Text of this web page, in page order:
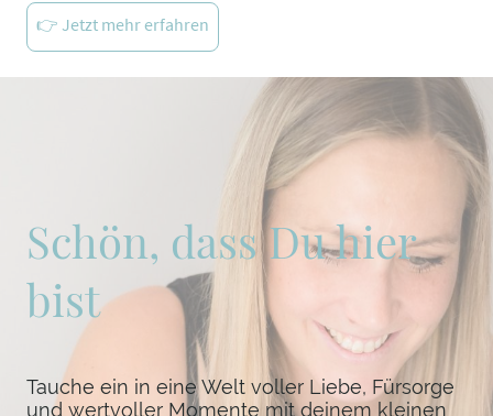
👉 Jetzt mehr erfahren
Schön, dass Du hier
bist
Tauche ein in eine Welt voller Liebe, Fürsorge
und wertvoller Momente mit deinem kleinen